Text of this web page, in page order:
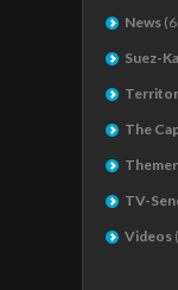
News
Suez-
The
TV-
Videos